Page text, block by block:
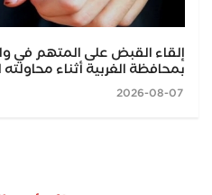
إلقاء القبض على المتهم في
بمحافظة الغربية أثناء محاولته